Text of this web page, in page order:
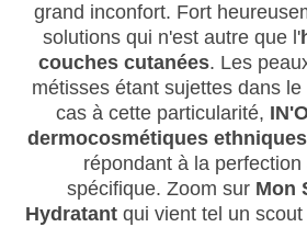
grand inconfort. Fort
solutions qui n'est autre que l'
couches cutanées. Les
métisses étant sujettes dans
cas à cette particularité,
dermocosmétiques ethniques
répondant à la
spécifique.Zoom sur Mon
Hydratantqui vient tel un scout